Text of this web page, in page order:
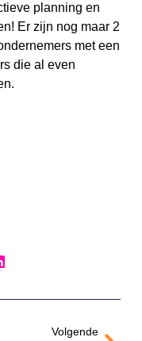
planning en
Er zijn nog maar 2
met een
die al even
Volgende